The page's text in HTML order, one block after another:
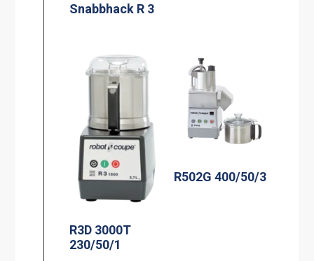
Snabbhack R 3
R3D 3000T
230/50/1
R502G 400/50/3